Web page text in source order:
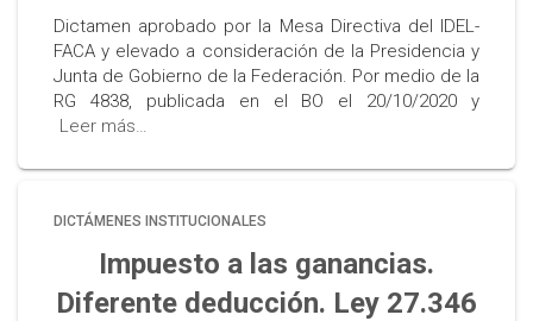
Dictamen aprobado por la Mesa Directiva del IDEL-
FACA y elevado a consideración de la Presidencia y
Junta de Gobierno de la Federación. Por medio de la
RG 4838, publicada en el BO el 20/10/2020 y
Leer más…
DICTÁMENES INSTITUCIONALES
Impuesto a las ganancias.
Diferente deducción. Ley 27.346